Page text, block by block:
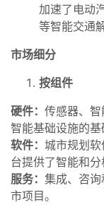
加速了电动
等智能交通
市场细分
按组件
硬件： 传感器、
智能基础设施的基
软件： 城市规划
台提供了智能和分
服务： 集成、咨
市项目。